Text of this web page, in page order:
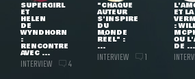
SUPERGIRL
ET
HELEN
DE
WYNDHORN
:
RENCONTRE
AVEC ...
INTERVIEW 4
"CHAQUE
AUTEUR
S'INSPIRE
DU
MONDE
RÉEL" :
...
INTERVIEW 1
ET LA
:
OU
DE ...